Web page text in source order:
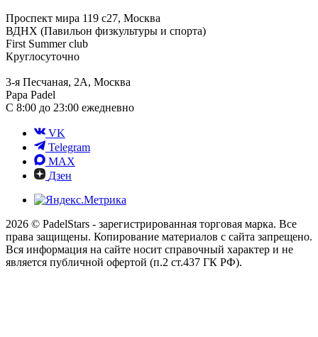
Проспект мира 119 с27, Москва
ВДНХ (Павильон физкультуры и спорта)
First Summer club
Круглосуточно
3-я Песчаная, 2А, Москва
Papa Padel
С 8:00 до 23:00 ежедневно
VK
Telegram
MAX
Дзен
2026 © PadelStars - зарегистрированная торговая марка. Все
права защищены. Копирование материалов с сайта запрещено.
Вся информация на сайте носит справочный характер и не
является публичной офертой (п.2 ст.437 ГК РФ).